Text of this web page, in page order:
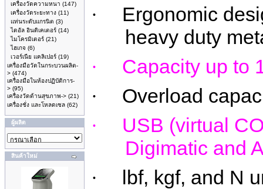
เครื่องวัดความหนา (147)
เครื่องวัดระยะทาง (11)
แท่นระดับแกรนิต (3)
ไดอัล อินดิเคเตอร์ (14)
ไมโครมิเตอร์ (21)
ไฮเกจ (6)
เวอร์เนีย แคลิเปอร์ (19)
เครื่องมือวัดในกระบวนผลิต-
> (474)
เครื่องมือในห้องปฏิบัติการ-
> (95)
เครื่องวัดด้านสุขภาพ-> (21)
เครื่องชั่ง และโหลดเซล (62)
ผู้ผลิต
สินค้าใหม่
·
Ergonomic
heavy duty
· Capacity up to
· Overload
·
USB (virtual
Digimatic and
· lbf, kgf, and N